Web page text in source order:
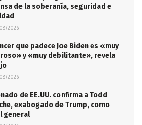
de la soberanía, seguridad e
2026
que padece Joe Biden es «muy
y «muy debilitante», revela
2026
de EE.UU. confirma a Todd
exabogado de Trump, como
general